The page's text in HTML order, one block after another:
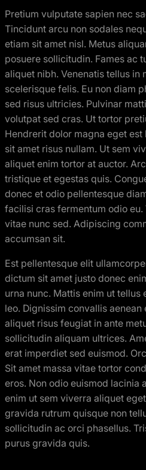
Pretium vulputate sapien nec
Tincidunt arcu non sodales
etiam sit amet nisl. Metus
posuere sollicitudin. Fames ac
aliquet nibh. Venenatis tellus in
scelerisque felis. Eu non diam
sed risus ultricies. Pulvinar
volutpat sed cras. Ut tortor
Hendrerit dolor magna eget
sit amet risus nullam. Ut sem
aliquet enim tortor at auctor.
tristique et egestas quis.
donec et odio pellentesque
facilisi cras fermentum odio
vitae nunc sed. Adipiscing
accumsan sit.
Est pellentesque elit
dictum sit amet justo donec
urna nunc. Mattis enim ut
leo. Dignissim convallis
aliquet risus feugiat in ante
sollicitudin aliquam ultrices.
erat imperdiet sed euismod.
Sit amet massa vitae tortor
eros. Non odio euismod lacinia
enim ut sem viverra aliquet
gravida rutrum quisque non
sollicitudin ac orci phasellus.
purus gravida quis.